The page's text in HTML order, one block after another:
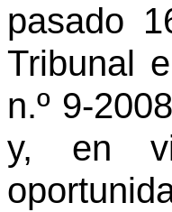
pasado
Tribunal
n.º 9-
y, en